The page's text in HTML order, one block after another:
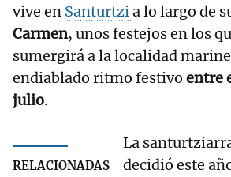
vive en Santurtzia lo largo de
Carmen, unos festejos en los
sumergirá a la localidad
endiablado ritmo festivo entre
julio.
RELACIONADAS
La
decidió este